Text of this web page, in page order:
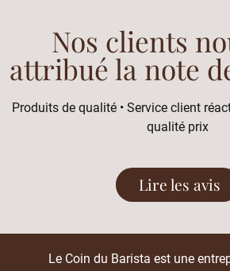
Nos clients
attribué la note
Produits de qualité • Service client
qualité prix
Lire les avis
Le Coin du Barista est une